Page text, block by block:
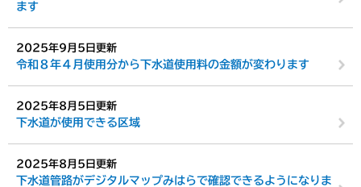
ます
2025年9月5日更新
令和８年４月使用分から下水道使用料の金額が変わります
2025年8月5日更新
下水道が使用できる区域
2025年8月5日更新
下水道管路がデジタルマップみはらで確認できるようになりま